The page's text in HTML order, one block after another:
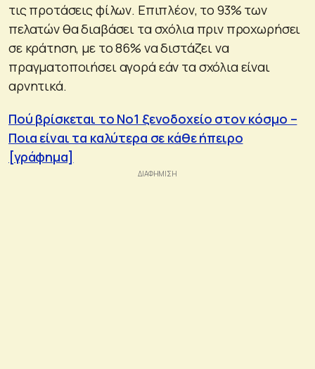
τις προτάσεις φίλων. Επιπλέον, το 93% των
πελατών θα διαβάσει τα σχόλια πριν προχωρήσει
σε κράτηση, με το 86% να διστάζει να
πραγματοποιήσει αγορά εάν τα σχόλια είναι
αρνητικά.
Πού βρίσκεται το No1 ξενοδοχείο στον κόσμο –
Ποια είναι τα καλύτερα σε κάθε ήπειρο
[γράφημα]